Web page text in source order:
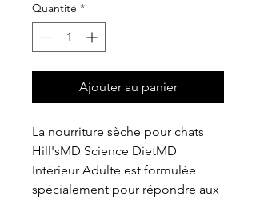
Quantité *
Ajouter au panier
La nourriture sèche pour chats
Hill'sMD Science DietMD
Intérieur Adulte est formulée
spécialement pour répondre aux